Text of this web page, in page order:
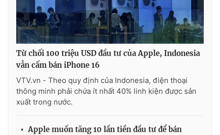
® Cấm sao chép dưới mọi hình thức nếu không có sự chấp
thuận bằng văn bản. Ghi rõ nguồn VTV.vn khi phát hành lại
thông tin từ website này.
Từ chối 100 triệu USD đầu tư của Apple, Indonesia
vẫn cấm bán iPhone 16
VTV.vn - Theo quy định của Indonesia, điện thoại
thông minh phải chứa ít nhất 40% linh kiện được sản
xuất trong nước.
Apple muốn tăng 10 lần tiền đầu tư để bán